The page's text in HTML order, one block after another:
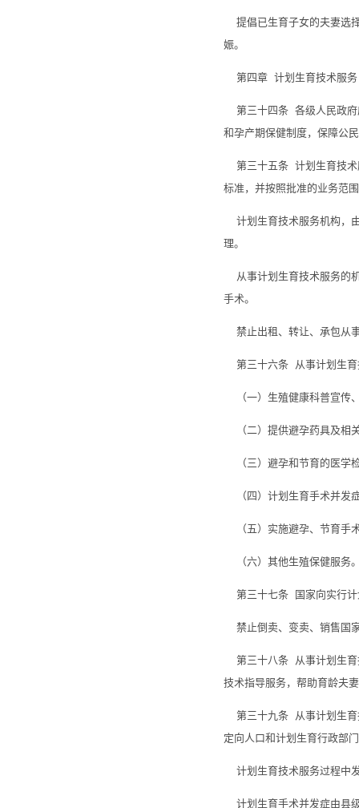
提倡已生育子女的夫妻选
娠。
第四章 计划生育技术服务
第三十四条 各级人民政府
和孕产期保健制度，保障公
第三十五条 计划生育技术
标准，并按照批准的业务范
计划生育技术服务机构，
理。
从事计划生育技术服务的
手术。
禁止出租、转让、承包从
第三十六条 从事计划生育
（一）生殖健康科普宣传
（二）提供避孕药具及相
（三）避孕和节育的医学
（四）计划生育手术并发
（五）实施避孕、节育手
（六）其他生殖保健服务
第三十七条 国家向实行计
禁止倒卖、变卖、销售国
第三十八条 从事计划生育
技术指导服务，帮助育龄夫
第三十九条 从事计划生育
定向人口和计划生育行政部
计划生育技术服务过程中
计划生育手术并发症由县